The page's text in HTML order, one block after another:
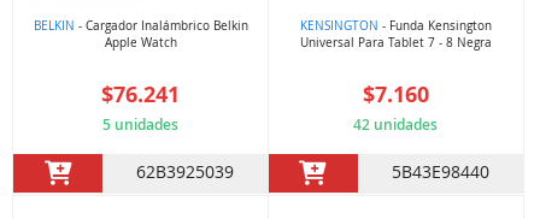
BELKIN - Cargador Inalámbrico Belkin
Apple Watch
$76.241
5 unidades
62B3925039
KENSINGTON - Funda Kensington
Universal Para Tablet 7 - 8 Negra
$7.160
42 unidades
5B43E98440